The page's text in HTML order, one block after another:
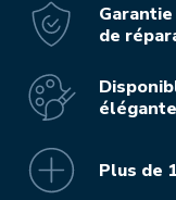
de
Plus de